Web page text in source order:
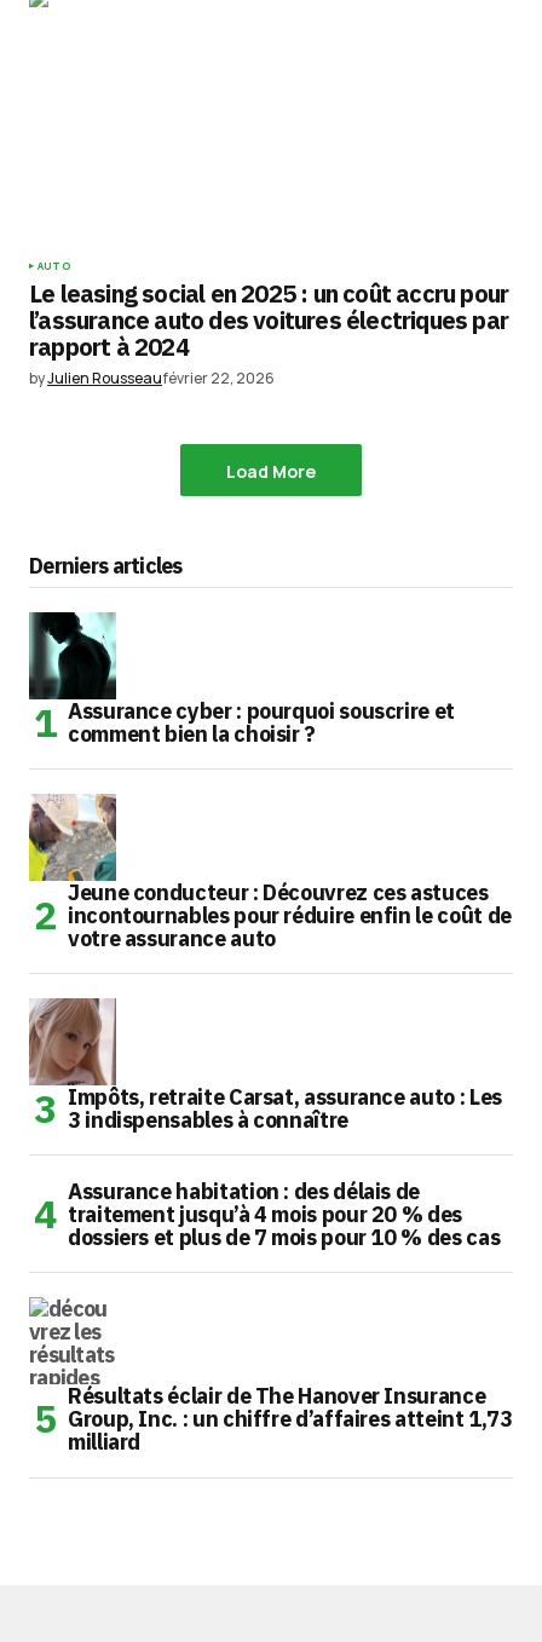
AUTO
Le leasing social en 2025 : un coût accru pour
l’assurance auto des voitures électriques par
rapport à 2024
byJulien Rousseaufévrier 22, 2026
Load More
Derniers articles
Assurance cyber : pourquoi souscrire et
comment bien la choisir ?
Jeune conducteur : Découvrez ces astuces
incontournables pour réduire enfin le coût de
votre assurance auto
Impôts, retraite Carsat, assurance auto : Les
3 indispensables à connaître
Assurance habitation : des délais de
traitement jusqu’à 4 mois pour 20 % des
dossiers et plus de 7 mois pour 10 % des cas
Résultats éclair de The Hanover Insurance
Group, Inc. : un chiffre d’affaires atteint 1,73
milliard